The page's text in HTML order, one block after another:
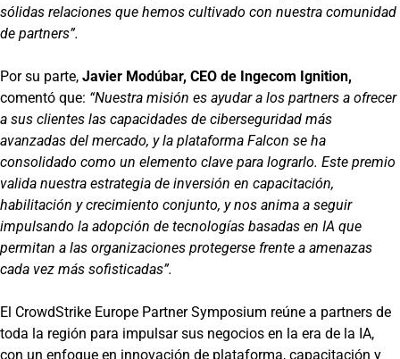
sólidas relaciones que hemos cultivado con nuestra comunidad
de partners”.
Por su parte, Javier Modúbar, CEO de Ingecom Ignition,
comentó que: “Nuestra misión es ayudar a los partners a ofrecer
a sus clientes las capacidades de ciberseguridad más
avanzadas del mercado, y la plataforma Falcon se ha
consolidado como un elemento clave para lograrlo. Este premio
valida nuestra estrategia de inversión en capacitación,
habilitación y crecimiento conjunto, y nos anima a seguir
impulsando la adopción de tecnologías basadas en IA que
permitan a las organizaciones protegerse frente a amenazas
cada vez más sofisticadas”.
El CrowdStrike Europe Partner Symposium reúne a partners de
toda la región para impulsar sus negocios en la era de la IA,
con un enfoque en innovación de plataforma, capacitación y